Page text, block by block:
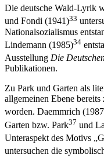
Die deutsche Wald-Lyrik
und Fondi (1941)33
Nationalsozialismus
Lindemann (1985)34
Ausstellung Die
Publikationen.
Zu Park und Garten als
allgemeinen Ebene
worden. Daemmrich
Garten bzw. Park37 und
Unteraspekt des Motivs
untersuchen die